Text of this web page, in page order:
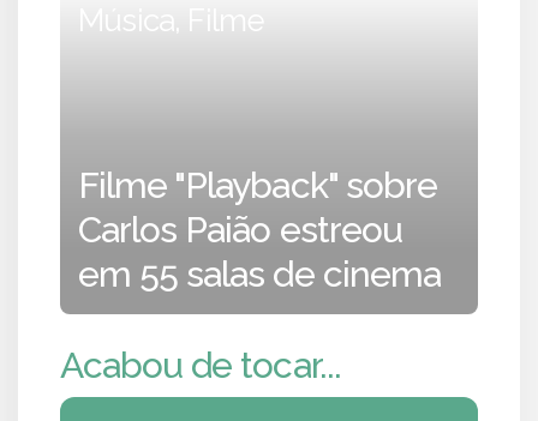
Música, Filme
Filme "Playback" sobre
Carlos Paião estreou
em 55 salas de cinema
Acabou de tocar...